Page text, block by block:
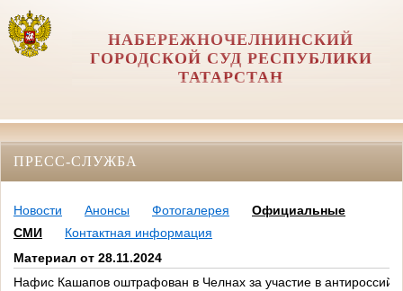
НАБЕРЕЖНОЧЕЛНИНСКИЙ
ГОРОДСКОЙ СУД РЕСПУБЛИКИ
ТАТАРСТАН
ПРЕСС-СЛУЖБА
Новости Анонсы Фотогалерея
Официальные
СМИ
Контактная информация
Материал от 28.11.2024
Нафис Кашапов оштрафован в Челнах за участие в